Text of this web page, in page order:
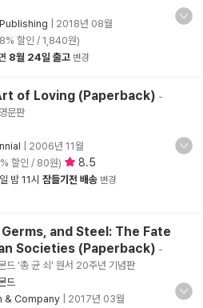
2018년 08월
할인 / 1,840원)
8월 24일 출고 변경
of Loving (Paperback) -
문판
2006년 11월
할인 / 80원) 8.5
밤 11시 잠들기전 배송 변경
Germs, and Steel: The Fate
Societies (Paperback) -
드 '총 균 쇠' 원서 20주년 기념판
드
& Company
2017년 03월